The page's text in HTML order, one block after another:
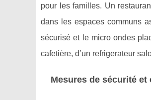
pour les familles. Un
dans les espaces communs
sécurisé et le micro ondes
cafetière, d’un refrigerateur
Mesures de sécurité